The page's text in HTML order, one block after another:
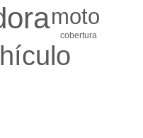
moto
cobertura